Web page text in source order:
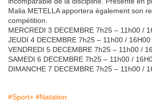
Malia METELLA apportera également son
compétition.
MERCREDI 3 DECEMBRE 7h25 – 11h00 /
JEUDI 4 DECEMBRE 7h25 – 11h00 /
VENDREDI 5 DECEMBRE 7h25 – 11h00 /
SAMEDI 6 DECEMBRE 7h25 – 11h00 /
DIMANCHE 7 DECEMBRE 7h25 – 11h00 /
#Sport+ #Natation